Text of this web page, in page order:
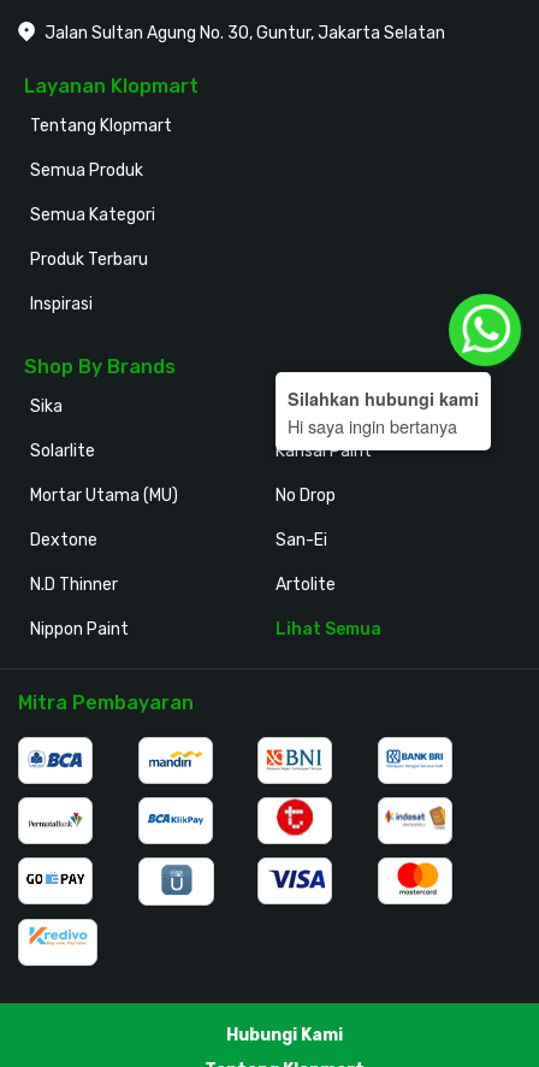
Jalan Sultan Agung No. 30, Guntur, Jakarta Selatan
Layanan Klopmart
Tentang Klopmart
Semua Produk
Semua Kategori
Produk Terbaru
Inspirasi
Shop By Brands
Sika
Solarlite
Mortar Utama (MU)
Dextone
N.D Thinner
Nippon Paint
Holodeck
Kansai Paint
No Drop
San-Ei
Artolite
Lihat Semua
Mitra Pembayaran
Hubungi Kami
Silahkan hubungi kami
Hi saya ingin bertanya